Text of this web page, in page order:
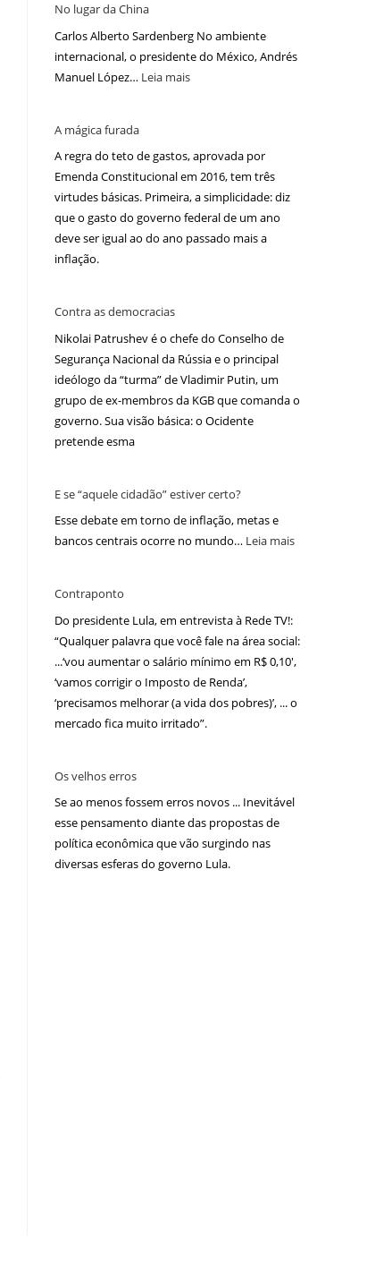
No lugar da China
Carlos Alberto Sardenberg No ambiente
internacional, o presidente do México, Andrés
Manuel López… Leia mais
A mágica furada
A regra do teto de gastos, aprovada por
Emenda Constitucional em 2016, tem três
virtudes básicas. Primeira, a simplicidade: diz
que o gasto do governo federal de um ano
deve ser igual ao do ano passado mais a
inflação.
Contra as democracias
Nikolai Patrushev é o chefe do Conselho de
Segurança Nacional da Rússia e o principal
ideólogo da “turma” de Vladimir Putin, um
grupo de ex-membros da KGB que comanda o
governo. Sua visão básica: o Ocidente
pretende esma
E se “aquele cidadão” estiver certo?
Esse debate em torno de inflação, metas e
bancos centrais ocorre no mundo… Leia mais
Contraponto
Do presidente Lula, em entrevista à Rede TV!:
“Qualquer palavra que você fale na área social:
...‘vou aumentar o salário mínimo em R$ 0,10′,
‘vamos corrigir o Imposto de Renda’,
‘precisamos melhorar (a vida dos pobres)’, ... o
mercado fica muito irritado”.
Os velhos erros
Se ao menos fossem erros novos ... Inevitável
esse pensamento diante das propostas de
política econômica que vão surgindo nas
diversas esferas do governo Lula.